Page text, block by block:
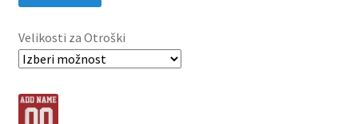
Velikosti za Otroški